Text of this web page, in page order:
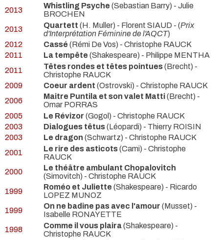
2013
Whistling Psyche (Sebastian Barry) - Julie
BROCHEN
2013
Quartett (H. Muller) - Florent SIAUD - (Prix
d'Interprétation Féminine de l'AQCT)
2012
Cassé (Rémi De Vos) - Christophe RAUCK
2011
La tempête (Shakespeare) - Philippe MENTHA
2011
Têtes rondes et têtes pointues(Brecht) -
Christophe RAUCK
2009
Coeur ardent (Ostrovski) - Christophe RAUCK
2006
Maitre Puntila et son valet Matti(Brecht) -
Omar PORRAS
2005
Le Révizor (Gogol) - Christophe RAUCK
2003
Dialogues têtus(Léopardi) - Thierry ROISIN
2003
Le dragon (Schwartz) - Christophe RAUCK
2001
Le rire des asticots(Cami) - Christophe
RAUCK
2000
Le théâtre ambulant Chopalovitch
(Simovitch) - Christophe RAUCK
1999
Roméo et Juliette (Shakespeare) - Ricardo
LOPEZ MUNOZ
1999
On ne badine pas avec l'amour (Musset) -
Isabelle RONAYETTE
1998
Comme il vous plaira(Shakespeare) -
Christophe RAUCK